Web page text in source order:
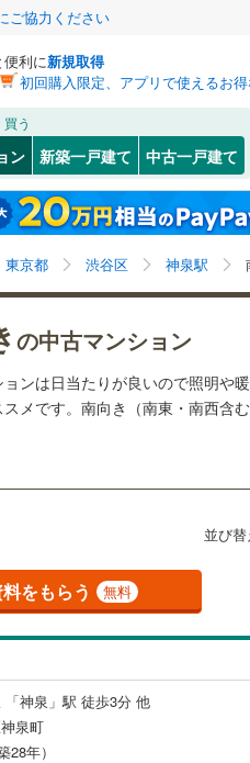
ご協力ください
利に新規取得
初回購入限定、アプリで使えるお
買う
ン 新築一戸建て 中古一戸建て
東京都 渋谷区 神泉駅
の中古マンション
ンは日当たりが良いので照明や
メです。南向き（南東・南西含
並び替
をもらう 無料
「神泉」駅 徒歩3分 他
泉町
28年）
岩手 宮城
神奈川 埼玉
岐阜 静岡
島根 岡山
佐賀 長崎
) 札
室
) 富
) 釧
) 水
)
水
花
)
) 池ノ上 (12) (7)
) 井の頭公園 (78)
ノベーション
ョン・リフォーム
築
スあり
ム （ 5 ）
あり（近隣を含む）
オ
24
ち方、日当たり
なし（ 0）
工・品質・工法関連
検索条件を
この検索条件の新着物件通知は、
保存した
神泉駅、南向き（南東
マイページ
閉じる
閉じる